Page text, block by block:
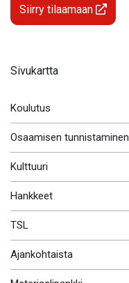
Siirry tilaamaan
Sivukartta
Koulutus
Osaamisen tunnistaminen
Kulttuuri
Hankkeet
TSL
Ajankohtaista